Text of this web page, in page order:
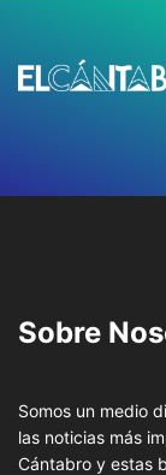
Sobre
Somos un medio
las noticias más
Cántabro y estas